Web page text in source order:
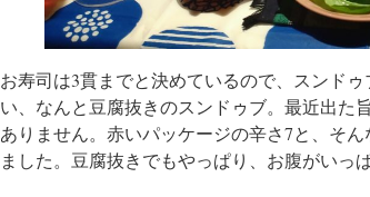
お寿司は3貫までと決めているので、スンド
い、なんと豆腐抜きのスンドゥブ。最近出た
ありません。赤いパッケージの辛さ7と、そ
ました。豆腐抜きでもやっぱり、お腹がいっ